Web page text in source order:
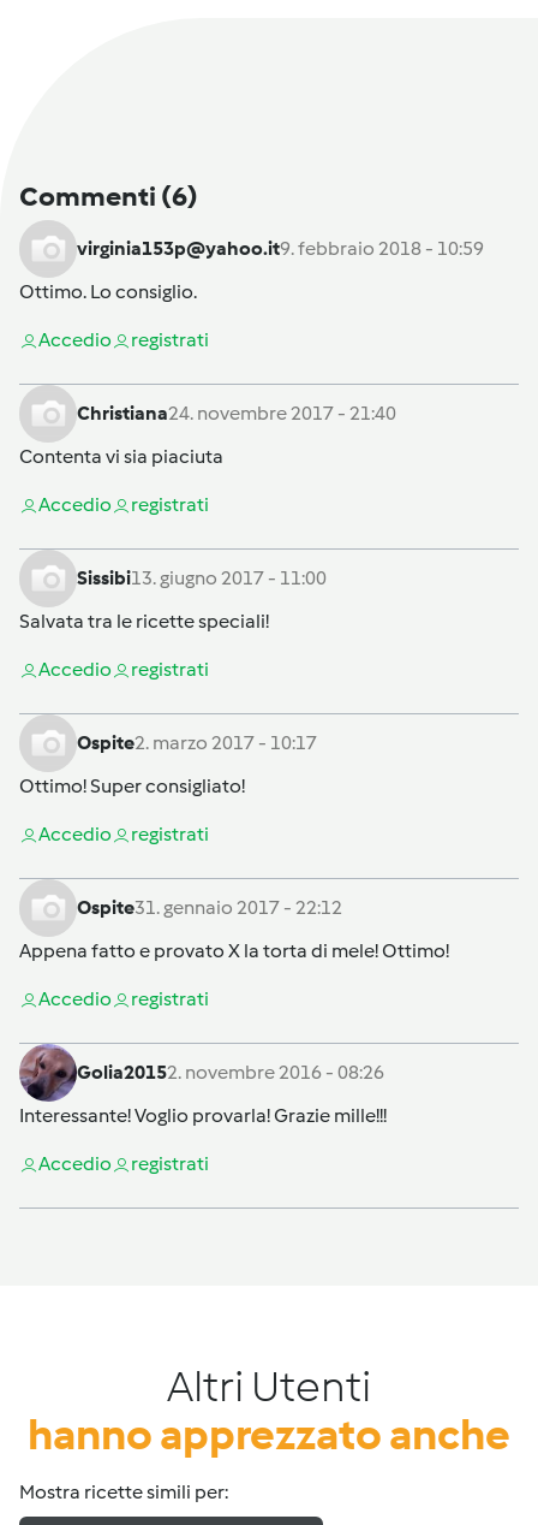
Commenti (6)
virginia153p@yahoo.it9. febbraio 2018 - 10:59
Ottimo. Lo consiglio.
Accedio registrati
Christiana24. novembre 2017 - 21:40
Contenta vi sia piaciuta
Accedio registrati
Sissibi13. giugno 2017 - 11:00
Salvata tra le ricette speciali!
Accedio registrati
Ospite2. marzo 2017 - 10:17
Ottimo! Super consigliato!
Accedio registrati
Ospite31. gennaio 2017 - 22:12
Appena fatto e provato X la torta di mele! Ottimo!
Accedio registrati
Golia20152. novembre 2016 - 08:26
Interessante! Voglio provarla! Grazie mille!!!
Accedio registrati
Altri Utenti
hanno apprezzato anche
Mostra ricette simili per: